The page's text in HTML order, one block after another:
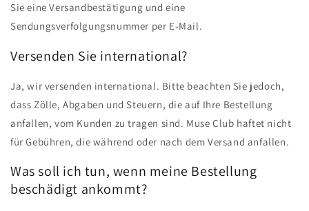
Sie eine Versandbestätigung und eine
Sendungsverfolgungsnummer per E-Mail.
Versenden Sie international?
Ja, wir versenden international. Bitte beachten Sie jedoch,
dass Zölle, Abgaben und Steuern, die auf Ihre Bestellung
anfallen, vom Kunden zu tragen sind. Muse Club haftet nicht
für Gebühren, die während oder nach dem Versand anfallen.
Was soll ich tun, wenn meine Bestellung
beschädigt ankommt?